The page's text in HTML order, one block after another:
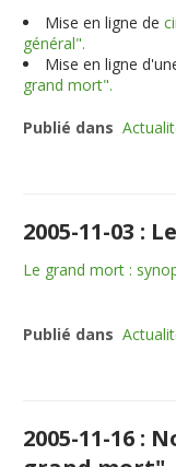
Mise en ligne de
général".
Mise en ligne
grand mort".
Publié dans
2005-11-03 :
Le grand mort :
Publié dans
2005-11-16 :